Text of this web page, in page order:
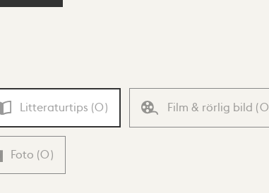
Litteraturtips (0) Film & rörlig bild (0
Foto (0)